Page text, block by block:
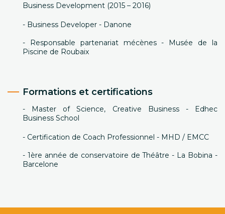
Business Development (2015 – 2016)
- Business Developer - Danone
- Responsable partenariat mécènes - Musée de la
Piscine de Roubaix
Formations et certifications
- Master of Science, Creative Business - Edhec
Business School
- Certification de Coach Professionnel - MHD / EMCC
- 1ère année de conservatoire de Théâtre - La Bobina -
Barcelone